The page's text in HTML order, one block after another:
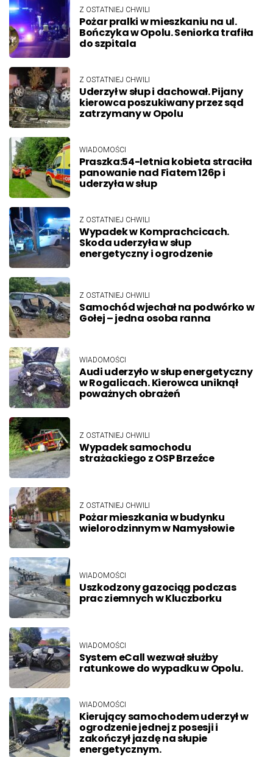
Z OSTATNIEJ CHWILI
Pożar pralki w mieszkaniu na ul.
Bończyka w Opolu. Seniorka trafiła
do szpitala
Z OSTATNIEJ CHWILI
Uderzył w słup i dachował. Pijany
kierowca poszukiwany przez sąd
zatrzymany w Opolu
WIADOMOŚCI
Praszka:54-letnia kobieta straciła
panowanie nad Fiatem 126p i
uderzyła w słup
Z OSTATNIEJ CHWILI
Wypadek w Komprachcicach.
Skoda uderzyła w słup
energetyczny i ogrodzenie
Z OSTATNIEJ CHWILI
Samochód wjechał na podwórko w
Gołej – jedna osoba ranna
WIADOMOŚCI
Audi uderzyło w słup energetyczny
w Rogalicach. Kierowca uniknął
poważnych obrażeń
Z OSTATNIEJ CHWILI
Wypadek samochodu
strażackiego z OSP Brzeźce
Z OSTATNIEJ CHWILI
Pożar mieszkania w budynku
wielorodzinnym w Namysłowie
WIADOMOŚCI
Uszkodzony gazociąg podczas
prac ziemnych w Kluczborku
WIADOMOŚCI
System eCall wezwał służby
ratunkowe do wypadku w Opolu.
WIADOMOŚCI
Kierujący samochodem uderzył w
ogrodzenie jednej z posesji i
zakończył jazdę na słupie
energetycznym.